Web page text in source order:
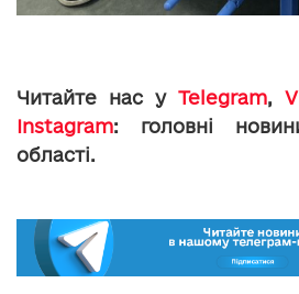
Читайте нас у Telegram,
Instagram: головні
області.